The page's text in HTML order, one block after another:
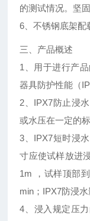
的测试情况。坚
6、不锈钢底架配
三、产品概述
1、用于进行产
器具防护性能（
2、IPX7防止浸
或水压在一定的
3、IPX7短时浸
寸应使试样放进
1m ，试样顶部
min；IPX7防浸水
4、浸入规定压